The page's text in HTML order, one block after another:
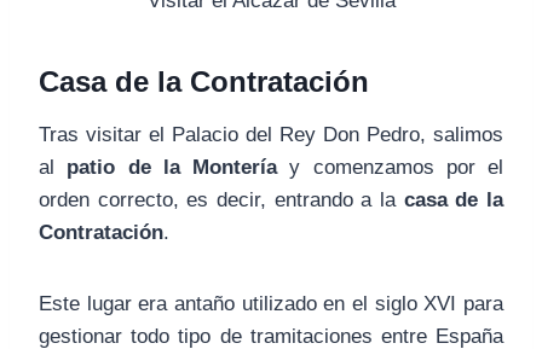
Casa de la Contratación
Tras visitar el Palacio del Rey Don Pedro, salimos
al patio de la Monteríay comenzamos por el
orden correcto, es decir, entrando a la casa de la
Contratación.
Este lugar era antaño utilizado en el siglo XVI para
gestionar todo tipo de tramitaciones entre España